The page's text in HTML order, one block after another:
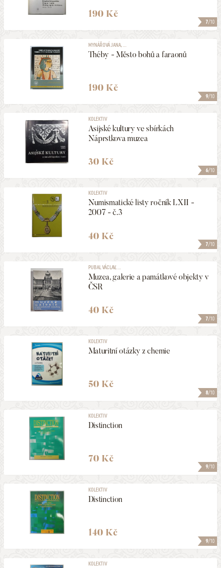
7/10
190 Kč
9/10
MYNÁŘOVÁ JANA, ...
Théby - Město bohů a faraonů
190 Kč
6/10
KOLEKTIV
Asijské kultury ve sbírkách
Náprstkova muzea
30 Kč
7/10
KOLEKTIV
Numismatické listy ročník LXII -
2007 - č.3
40 Kč
7/10
PUBAL VÁCLAV, ...
Muzea, galerie a památkové objekty v
ČSR
40 Kč
8/10
KOLEKTIV
Maturitní otázky z chemie
50 Kč
9/10
KOLEKTIV
Distinction
70 Kč
9/10
KOLEKTIV
Distinction
140 Kč
KOLEKTIV